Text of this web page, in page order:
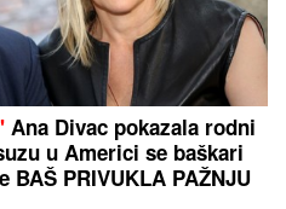
za nedelju, 9.
gura ISTINU POD
čeka poslovna prilika
jednom u životu